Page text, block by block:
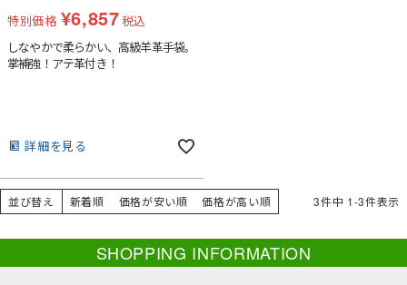
特別価格 ¥6,857税込
しなやかで柔らかい、高級羊革手袋。
掌補強！アテ革付き！
詳細を見る
並び替え 新着順 価格が安い順 価格が高い順 3件中 1-3件表示
SHOPPING INFORMATION